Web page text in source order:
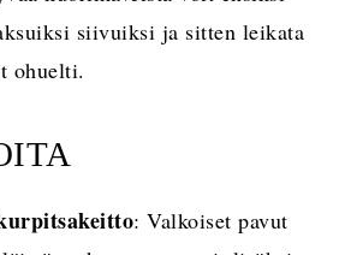
siivuiksi ja sitten leikata
ohuelti.
: Valkoiset pavut